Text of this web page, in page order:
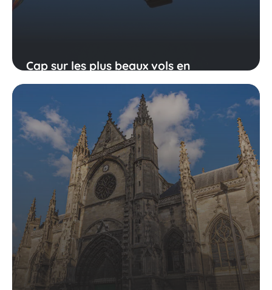
Cap sur les plus beaux vols en
montgolfière en France